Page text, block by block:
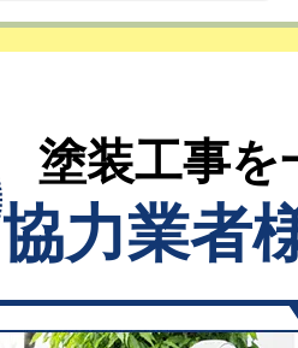
塗装工事を
協力業者